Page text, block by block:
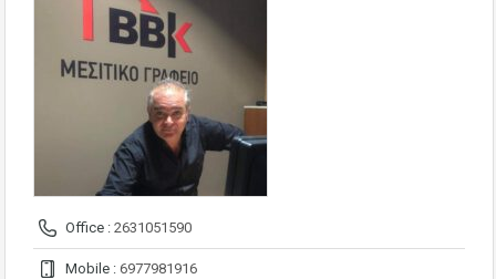
Office : 2631051590
Mobile : 6977981916